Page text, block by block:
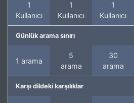
1
Kullanıcı
1
Kullanıcı
1
Kullanıcı
Günlük arama sınırı
1 arama
5
arama
30
arama
Karşı dildeki karşılıklar